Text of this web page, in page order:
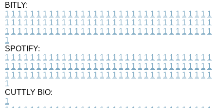
BITLY:
1 1 1 1 1 1 1 1 1 1 1 1 1 1 1 1 1 1 1 1 1 1 1 1 1 1 1 1 1 1 1 1 1
1 1 1 1 1 1 1 1 1 1 1 1 1 1 1 1 1 1 1 1 1 1 1 1 1 1 1 1 1 1 1 1 1
1 1 1 1 1 1 1 1 1 1 1 1 1 1 1 1 1 1 1 1 1 1 1 1 1 1 1 1 1 1 1 1 1
1
SPOTIFY:
1 1 1 1 1 1 1 1 1 1 1 1 1 1 1 1 1 1 1 1 1 1 1 1 1 1 1 1 1 1 1 1 1
1 1 1 1 1 1 1 1 1 1 1 1 1 1 1 1 1 1 1 1 1 1 1 1 1 1 1 1 1 1 1 1 1
1 1 1 1 1 1 1 1 1 1 1 1 1 1 1 1 1 1 1 1 1 1 1 1 1 1 1 1 1 1 1 1 1
1
CUTTLY BIO:
1